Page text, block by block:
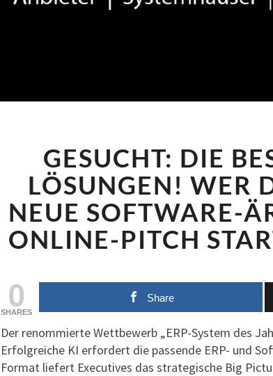
DIE
WER
DER
GESUCHT: DIE
LÖSUNGEN! WER
NEUE SOFTWARE-
NLINE-PITCH
0
SHARES
Share
Der renommierte Wettbewerb „ERP-System des
Erfolgreiche KI erfordert die passende ERP- und
Format liefert Executives das strategische Big